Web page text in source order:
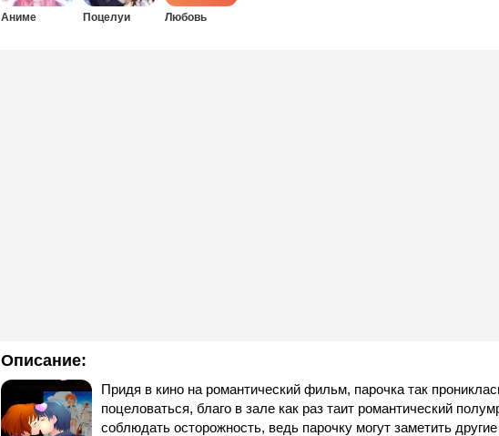
Аниме Поцелуи Любовь
Описание:
Придя в кино на романтический фильм, парочка так
поцеловаться, благо в зале как раз таит романтический
соблюдать осторожность, ведь парочку могут заметить